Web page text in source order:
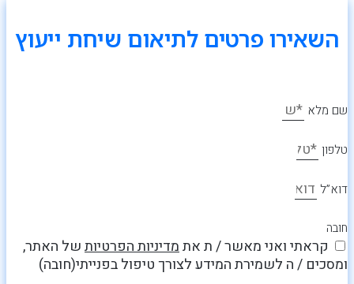
השאירו פרטים לתיאום שיחת ייעוץ
שם מלא
טלפון
דוא”ל
חובה
קראתי ואני מאשר / ת אתמדיניות הפרטיותשל האתר,
ומסכים / ה לשמירת המידע לצורך טיפול בפנייתי(חובה)